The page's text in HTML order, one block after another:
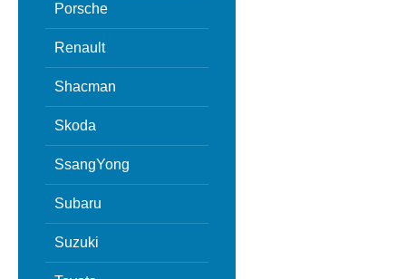
Porsche
Renault
Shacman
Skoda
SsangYong
Subaru
Suzuki